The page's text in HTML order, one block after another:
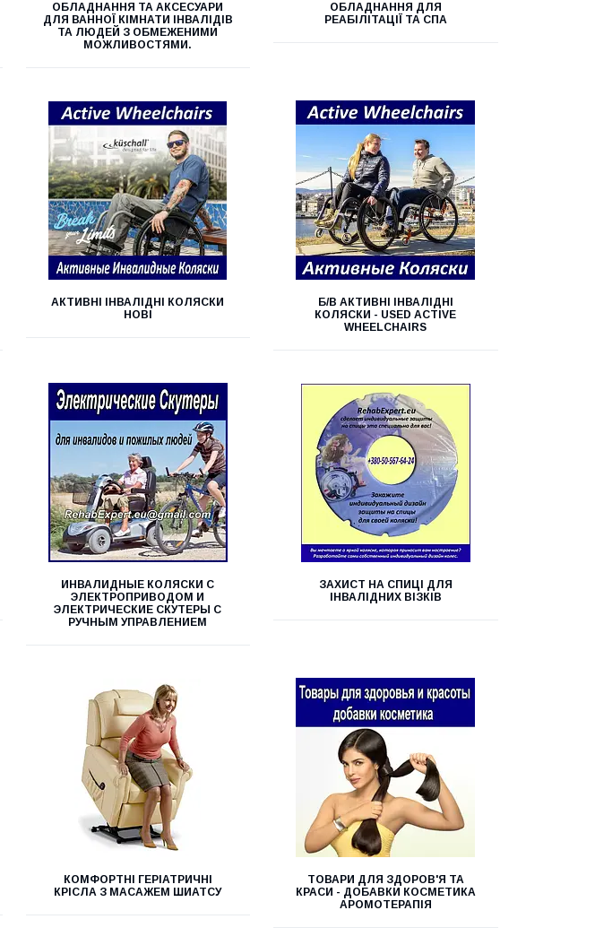
ОБЛАДНАННЯ ТА АКСЕСУАРИ
ДЛЯ ВАННОЇ КІМНАТИ ІНВАЛІДІВ
ТА ЛЮДЕЙ З ОБМЕЖЕНИМИ
МОЖЛИВОСТЯМИ.
ОБЛАДНАННЯ ДЛЯ
РЕАБІЛІТАЦІЇ ТА СПА
АКТИВНІ ІНВАЛІДНІ КОЛЯСКИ
НОВІ
Б/В АКТИВНІ ІНВАЛІДНІ
КОЛЯСКИ - USED ACTIVE
WHEELCHAIRS
ИНВАЛИДНЫЕ КОЛЯСКИ С
ЭЛЕКТРОПРИВОДОМ И
ЭЛЕКТРИЧЕСКИЕ СКУТЕРЫ С
РУЧНЫМ УПРАВЛЕНИЕМ
ЗАХИСТ НА СПИЦІ ДЛЯ
ІНВАЛІДНИХ ВІЗКІВ
КОМФОРТНІ ГЕРІАТРИЧНІ
КРІСЛА З МАСАЖЕМ ШИАТСУ
ТОВАРИ ДЛЯ ЗДОРОВ'Я ТА
КРАСИ - ДОБАВКИ КОСМЕТИКА
АРОМОТЕРАПІЯ